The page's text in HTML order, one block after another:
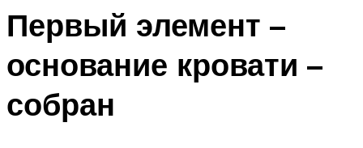
Первый элемент –
основание кровати –
собран